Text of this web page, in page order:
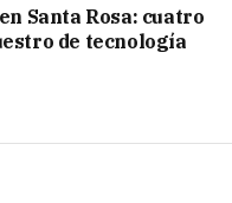
Santa Rosa: cuatro
de tecnología